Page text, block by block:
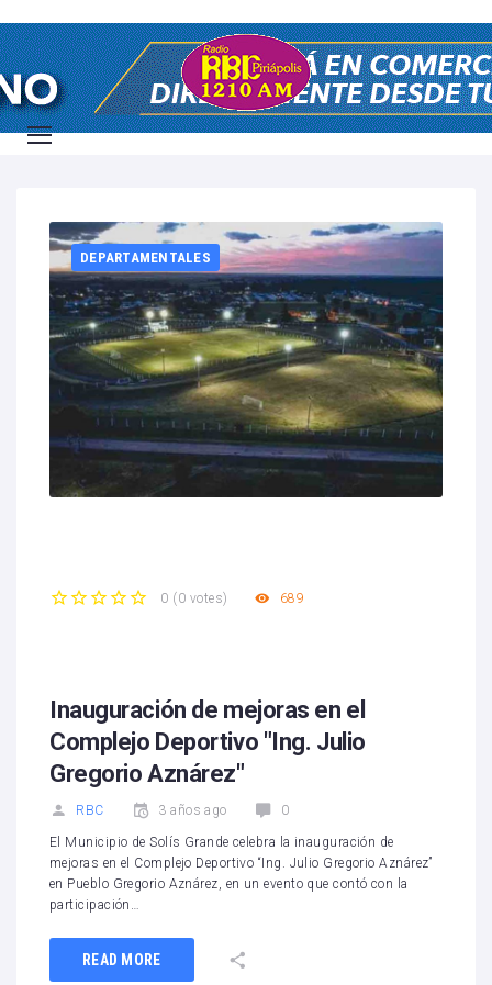
Home 2023 agosto 12
DEPARTAMENTALES
0 ( 0 votes) 689
Inauguración de mejoras en el
Complejo Deportivo "Ing. Julio
Gregorio Aznárez"
RBC 3 años ago 0
El Municipio de Solís Grande celebra la inauguración de
mejoras en el Complejo Deportivo “Ing. Julio Gregorio Aznárez”
en Pueblo Gregorio Aznárez, en un evento que contó con la
participación…
READ MORE